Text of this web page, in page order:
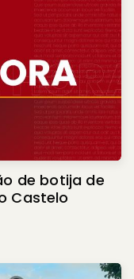
de botija de
Castelo